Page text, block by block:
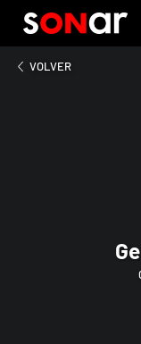
VOLVER
2021